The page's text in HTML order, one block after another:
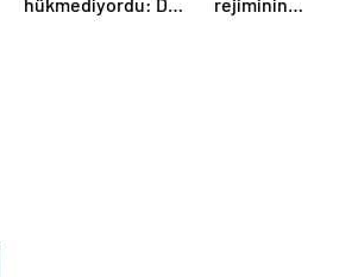
hükmediyordu: Dev
rejiminin